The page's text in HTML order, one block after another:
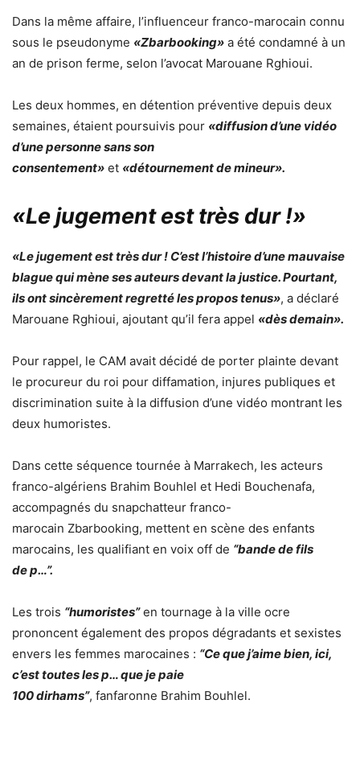
Dans la même affaire, l’influenceur franco-marocain connu
sous le pseudonyme «Zbarbooking» a été condamné à un
an de prison ferme, selon l’avocat Marouane Rghioui.
Les deux hommes, en détention préventive depuis deux
semaines, étaient poursuivis pour «diffusion d’une vidéo
d’une personne sans son
consentement» et «détournement de mineur».
«Le jugement est très dur !»
«Le jugement est très dur ! C’est l’histoire d’une mauvaise
blague qui mène ses auteurs devant la justice. Pourtant,
ils ont sincèrement regretté les propos tenus», a déclaré
Marouane Rghioui, ajoutant qu’il fera appel «dès demain».
Pour rappel, le CAM avait décidé de porter plainte devant
le procureur du roi pour diffamation, injures publiques et
discrimination suite à la diffusion d’une vidéo montrant les
deux humoristes.
Dans cette séquence tournée à Marrakech, les acteurs
franco-algériens Brahim Bouhlel et Hedi Bouchenafa,
accompagnés du snapchatteur franco-
marocain Zbarbooking, mettent en scène des enfants
marocains, les qualifiant en voix off de “bande de fils
de p…”.
Les trois “humoristes” en tournage à la ville ocre
prononcent également des propos dégradants et sexistes
envers les femmes marocaines : “Ce que j’aime bien, ici,
c’est toutes les p… que je paie
100 dirhams”, fanfaronne Brahim Bouhlel.